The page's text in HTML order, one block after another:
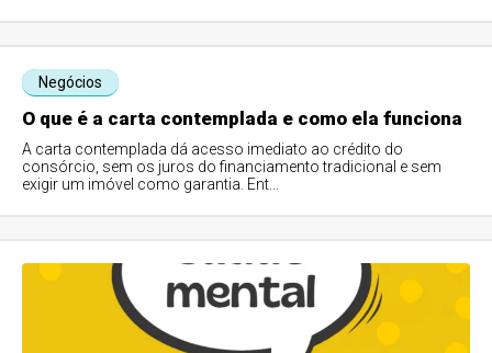
Negócios
O que é a carta contemplada e como ela funciona
A carta contemplada dá acesso imediato ao crédito do
consórcio, sem os juros do financiamento tradicional e sem
exigir um imóvel como garantia. Ent...